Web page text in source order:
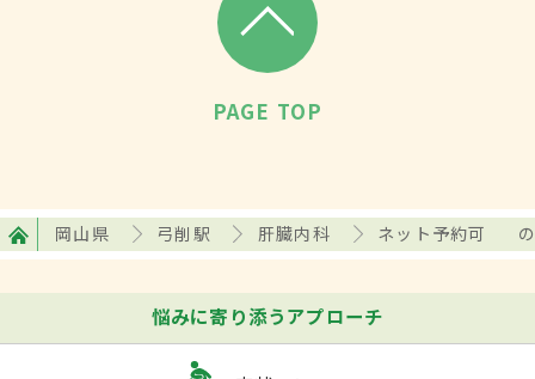
PAGE TOP
岡山県 弓削駅 肝臓内科 ネット予約可
悩みに寄り添うアプローチ